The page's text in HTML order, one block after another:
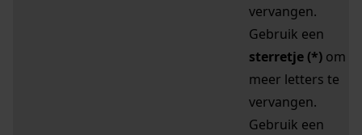
vervangen.
Gebruik een
sterretje (*) om
meer letters te
vervangen.
Gebruik een